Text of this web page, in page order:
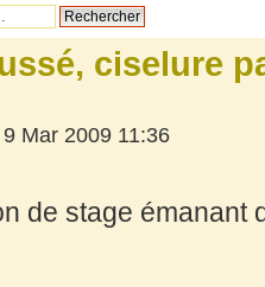
ciselure
Mar 2009 11:36
de stage émanant